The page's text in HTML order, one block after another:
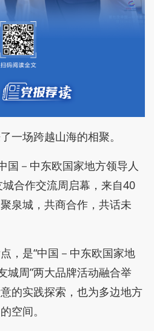
场跨越山海的相聚。
－中东欧国家地方领导人
合作交流周启幕，来自40
泉城，共商合作，共话未
是“中国－中东欧国家地
城周”两大品牌活动融合举
的实践探索，也为多边地方
空间。